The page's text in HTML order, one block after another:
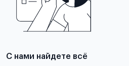
С нами найдете всё